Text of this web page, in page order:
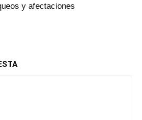
y afectaciones